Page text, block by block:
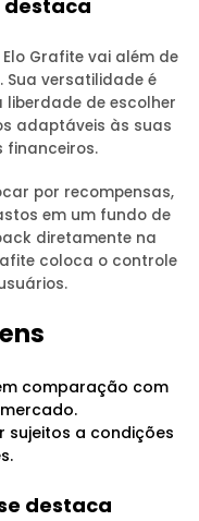
destaca
Grafite vai além de
versatilidade é
de escolher
adaptáveis às suas
financeiros.
por recompensas,
em um fundo de
diretamente na
coloca o controle
comparação com
sujeitos a condições
destaca